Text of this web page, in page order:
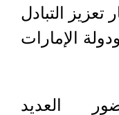
التبادل
الإمارات
العديد